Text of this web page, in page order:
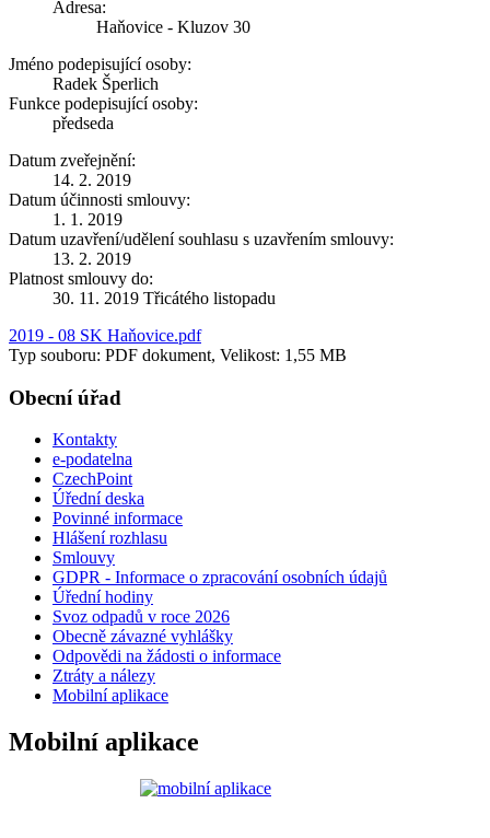
Adresa:
Haňovice - Kluzov 30
Jméno podepisující osoby:
Radek Šperlich
Funkce podepisující osoby:
předseda
Datum zveřejnění:
14. 2. 2019
Datum účinnosti smlouvy:
1. 1. 2019
Datum uzavření/udělení souhlasu s uzavřením smlouvy:
13. 2. 2019
Platnost smlouvy do:
30. 11. 2019 Třicátého listopadu
2019 - 08 SK Haňovice.pdf
Typ souboru: PDF dokument, Velikost: 1,55 MB
Obecní úřad
Kontakty
e-podatelna
CzechPoint
Úřední deska
Povinné informace
Hlášení rozhlasu
Smlouvy
GDPR - Informace o zpracování osobních údajů
Úřední hodiny
Svoz odpadů v roce 2026
Obecně závazné vyhlášky
Odpovědi na žádosti o informace
Ztráty a nálezy
Mobilní aplikace
Mobilní aplikace